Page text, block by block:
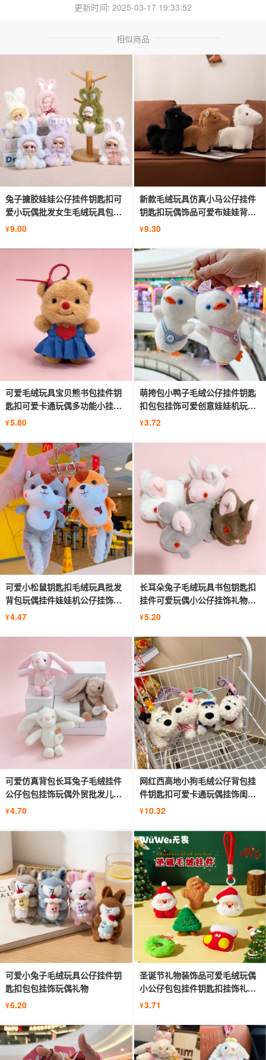
更新时间: 2025-03-17 19:33:52
相似商品
兔子搪胶娃娃公仔挂件钥匙扣可
爱小玩偶批发女生毛绒玩具包包
挂饰
¥9.00
新款毛绒玩具仿真小马公仔挂件
钥匙扣玩偶饰品可爱布娃娃背包
挂饰
¥9.30
可爱毛绒玩具宝贝熊书包挂件钥
匙扣可爱卡通玩偶多功能小挂饰
公仔
¥5.80
萌挎包小鸭子毛绒公仔挂件钥匙
扣包包挂饰可爱创意娃娃机玩偶
批货
¥3.72
可爱小松鼠钥匙扣毛绒玩具批发
背包玩偶挂件娃娃机公仔挂饰小
礼物
¥4.47
长耳朵兔子毛绒玩具书包钥匙扣
挂件可爱玩偶小公仔挂饰礼物纪
念品
¥5.20
可爱仿真背包长耳兔子毛绒挂件
公仔包包挂饰玩偶外贸批发儿童
礼物
¥4.70
网红西高地小狗毛绒公仔背包挂
件钥匙扣可爱卡通玩偶挂饰闺蜜
礼物
¥10.32
可爱小兔子毛绒玩具公仔挂件钥
匙扣包包挂饰玩偶礼物
¥6.20
圣诞节礼物装饰品可爱毛绒玩偶
小公仔包包挂件钥匙扣挂饰礼品
批发
¥3.71